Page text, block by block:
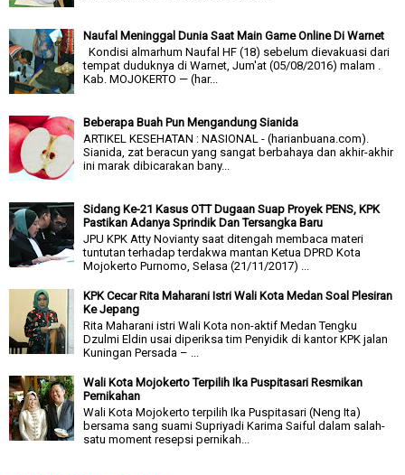
Naufal Meninggal Dunia Saat Main Game Online Di Warnet
Kondisi almarhum Naufal HF (18) sebelum dievakuasi dari
tempat duduknya di Warnet, Jum'at (05/08/2016) malam .
Kab. MOJOKERTO — (har...
Beberapa Buah Pun Mengandung Sianida
ARTIKEL KESEHATAN : NASIONAL - (harianbuana.com).
Sianida, zat beracun yang sangat berbahaya dan akhir-akhir
ini marak dibicarakan bany...
Sidang Ke-21 Kasus OTT Dugaan Suap Proyek PENS, KPK
Pastikan Adanya Sprindik Dan Tersangka Baru
JPU KPK Atty Novianty saat ditengah membaca materi
tuntutan terhadap terdakwa mantan Ketua DPRD Kota
Mojokerto Purnomo, Selasa (21/11/2017) ...
KPK Cecar Rita Maharani Istri Wali Kota Medan Soal Plesiran
Ke Jepang
Rita Maharani istri Wali Kota non-aktif Medan Tengku
Dzulmi Eldin usai diperiksa tim Penyidik di kantor KPK jalan
Kuningan Persada – ...
Wali Kota Mojokerto Terpilih Ika Puspitasari Resmikan
Pernikahan
Wali Kota Mojokerto terpilih Ika Puspitasari (Neng Ita)
bersama sang suami Supriyadi Karima Saiful dalam salah-
satu moment resepsi pernikah...